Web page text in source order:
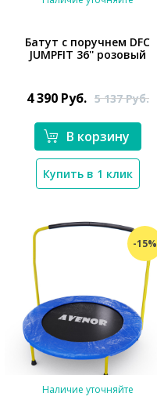
Батут с поручнем DFC
JUMPFIT 36'' розовый
4 390 Руб. 5 137Руб.
В корзину
Купить в 1 клик
-15%
Наличие уточняйте